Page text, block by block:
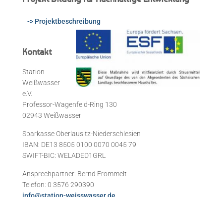
-> Projektbeschreibung
Kontakt
Station
Weißwasser
e.V.
Professor-Wagenfeld-Ring 130
02943 Weißwasser
Sparkasse Oberlausitz-Niederschlesien
IBAN: DE13 8505 0100 0070 0045 79
SWIFT-BIC: WELADED1GRL
Ansprechpartner: Bernd Frommelt
Telefon: 0 3576 290390
info@station-weisswasser.de